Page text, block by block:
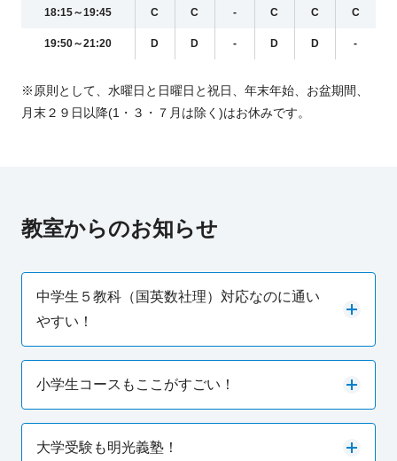
18:15～19:45 C C - C C C
19:50～21:20 D D - D D -
※原則として、水曜日と日曜日と祝日、年末年始、お盆期間、
月末２９日以降(1・３・７月は除く)はお休みです。
教室からのお知らせ
中学生５教科（国英数社理）対応なのに通い
やすい！
小学生コースもここがすごい！
大学受験も明光義塾！